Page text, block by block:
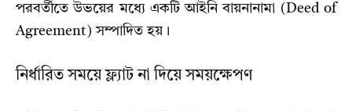
পরবর্তীতে উভয়ের মধ্যে একটি আইনি বায়নানামা (Deed of
Agreement) সম্পাদিত হয়।
নির্ধারিত সময়ে ফ্ল্যাট না দিয়ে সময়ক্ষেপণ